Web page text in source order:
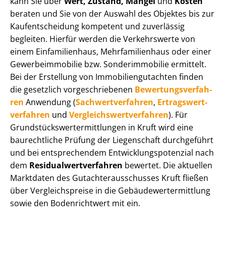
beraten und Sie von der Auswahl des Objektes bis zur
Kauf­ent­schei­dung kompetent und zuverlässig
begleiten. Hierfür werden die Verkehrswerte von
einem Einfamilienhaus, Mehr­fa­mi­li­en­haus oder einer
Ge­wer­be­im­mo­bi­lie bzw. Sonderimmobilie ermittelt.
Bei der Erstellung von Im­mo­bi­li­en­gut­ach­ten finden
die gesetzlich vor­ge­schrie­be­nen Be­wer­tungs­ver­fah­
ren Anwendung (Sach­wert­ver­fah­ren, Er­trags­wert­
ver­fah­ren und Ver­gleichs­wert­ver­fah­ren). Für
Grund­stücks­wert­ermitt­lun­gen in Kruft wird eine
baurechtliche Prüfung der Liegenschaft durchgeführt
und bei entsprechendem Ent­wick­lungs­po­ten­zi­al nach
dem Re­si­du­al­wert­ver­fah­ren bewertet. Die aktuellen
Marktdaten des Gut­ach­ter­aus­schus­ses Kruft fließen
über Ver­gleichs­prei­se in die Ge­bäu­de­wert­ermitt­lung
sowie den Bodenrichtwert mit ein.